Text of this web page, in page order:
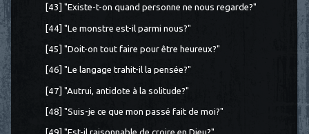
[43] "Existe-t-on quand personne ne nous regarde?"
[44] "Le monstre est-il parmi nous?"
[45] "Doit-on tout faire pour être heureux?"
[46] "Le langage trahit-il la pensée?"
[47] "Autrui, antidote à la solitude?"
[48] "Suis-je ce que mon passé fait de moi?"